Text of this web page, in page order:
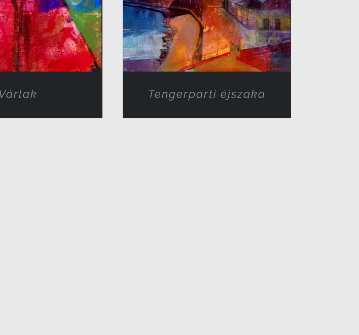
Várlak Tengerparti éjszaka